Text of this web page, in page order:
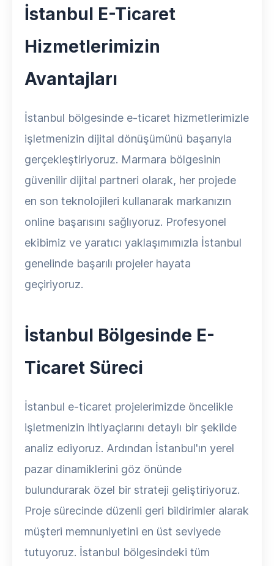
İstanbul E-Ticaret
Hizmetlerimizin
Avantajları
İstanbul bölgesinde e-ticaret hizmetlerimizle
işletmenizin dijital dönüşümünü başarıyla
gerçekleştiriyoruz. Marmara bölgesinin
güvenilir dijital partneri olarak, her projede
en son teknolojileri kullanarak markanızın
online başarısını sağlıyoruz. Profesyonel
ekibimiz ve yaratıcı yaklaşımımızla İstanbul
genelinde başarılı projeler hayata
geçiriyoruz.
İstanbul Bölgesinde E-
Ticaret Süreci
İstanbul e-ticaret projelerimizde öncelikle
işletmenizin ihtiyaçlarını detaylı bir şekilde
analiz ediyoruz. Ardından İstanbul'ın yerel
pazar dinamiklerini göz önünde
bulundurarak özel bir strateji geliştiriyoruz.
Proje sürecinde düzenli geri bildirimler alarak
müşteri memnuniyetini en üst seviyede
tutuyoruz. İstanbul bölgesindeki tüm